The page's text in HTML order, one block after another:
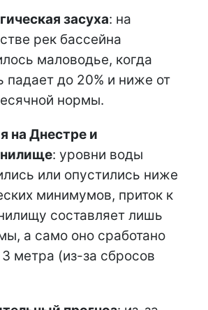
засуха: на
рек бассейна
маловодье, когда
падает до 20% и ниже от
нормы.
на Днестре и
: уровни воды
или опустились ниже
минимумов, приток к
составляет лишь
а само оно сработано
3 метра (из-за сбросов